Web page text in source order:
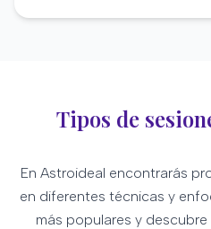
Tipos de
En Astroideal encontrarás
en diferentes técnicas y
más populares y